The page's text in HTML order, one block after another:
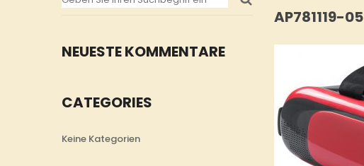
NEUESTE KOMMENTARE
CATEGORIES
Keine Kategorien
AP781119-05